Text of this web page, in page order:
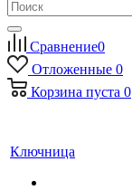
Сравнение0
Отложенные 0
Корзина пуста 0
Ключница